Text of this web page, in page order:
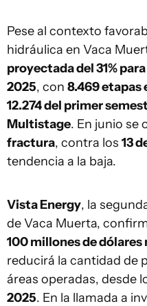
Pese al contexto
hidráulica en Vaca
proyectada del 31%
2025, con 8.469 etapas
12.274 del primer
Multistage. En junio se
fractura, contra los 13
tendencia a la baja.
Vista Energy, la
de Vaca Muerta,
100 millones de dólares
reducirá la cantidad de
áreas operadas, desde
2025. En la llamada a